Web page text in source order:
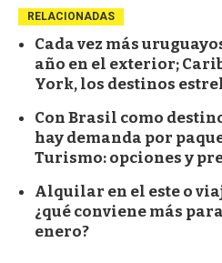
RELACIONADAS
Cada vez más
año en el exterior;
York, los destinos
Con Brasil como
hay demanda por
Turismo: opciones y
Alquilar en el este o
¿qué conviene más
enero?